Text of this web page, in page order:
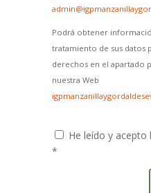
Podrá obtener
tratamiento de sus datos
derechos en el apartado
nuestra Web
He leído y acepto
*